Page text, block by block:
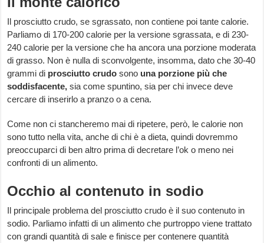
Il prosciutto crudo, se sgrassato, non contiene poi tante calorie.
Parliamo di 170-200 calorie per la versione sgrassata, e di 230-
240 calorie per la versione che ha ancora una porzione moderata
di grasso. Non è nulla di sconvolgente, insomma, dato che 30-40
grammi di prosciutto crudo sono una porzione più che
soddisfacente,sia come spuntino, sia per chi invece deve
cercare di inserirlo a pranzo o a cena.
Come non ci stancheremo mai di ripetere, però, le calorie non
sono tutto nella vita, anche di chi è a dieta, quindi dovremmo
preoccuparci di ben altro prima di decretare l’ok o meno nei
confronti di un alimento.
Occhio al contenuto in sodio
Il principale problema del prosciutto crudo è il suo contenuto in
sodio. Parliamo infatti di un alimento che purtroppo viene trattato
con grandi quantità di sale e finisce per contenere quantità